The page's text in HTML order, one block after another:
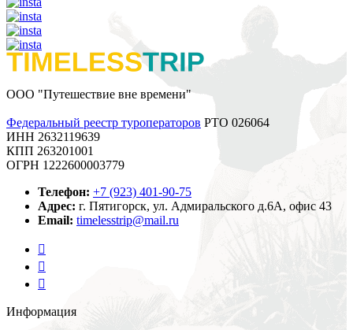
ООО "Путешествие вне времени"
Федеральный реестр туроператоров РТО 026064
ИНН 2632119639
КПП 263201001
ОГРН 1222600003779
Телефон: +7 (923) 401-90-75
Адрес: г. Пятигорск, ул. Адмиральского д.6А, офис 43
Email: timelesstrip@mail.ru
Информация